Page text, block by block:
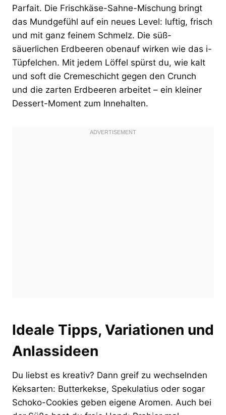
Parfait. Die Frischkäse-Sahne-Mischung bringt
das Mundgefühl auf ein neues Level: luftig, frisch
und mit ganz feinem Schmelz. Die süß-
säuerlichen Erdbeeren obenauf wirken wie das i-
Tüpfelchen. Mit jedem Löffel spürst du, wie kalt
und soft die Cremeschicht gegen den Crunch
und die zarten Erdbeeren arbeitet – ein kleiner
Dessert-Moment zum Innehalten.
Ideale Tipps, Variationen und
Anlassideen
Du liebst es kreativ? Dann greif zu wechselnden
Keksarten: Butterkekse, Spekulatius oder sogar
Schoko-Cookies geben eigene Aromen. Auch bei